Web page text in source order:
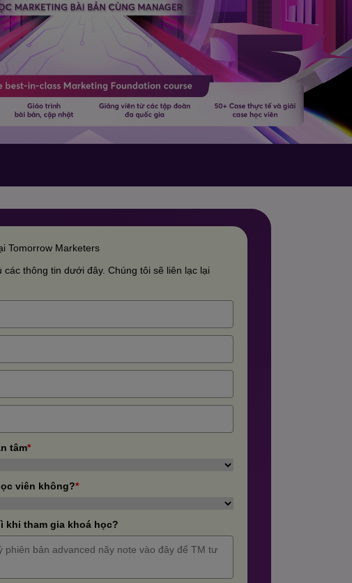
Tomorrow Marketers
các thông tin dưới đây. Chúng tôi sẽ liên lạc lại
tâm*
viên không?*
khi tham gia khoá học?